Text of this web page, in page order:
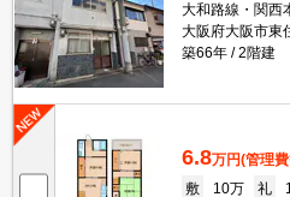
大和路線・関西
大阪府大阪市東
築66年
2階建
6.8万円(管理
敷
10万 礼